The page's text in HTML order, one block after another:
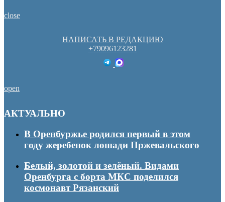
close
НАПИСАТЬ В РЕДАКЦИЮ
+79096123281
open
АКТУАЛЬНО
В Оренбуржье родился первый в этом
году жеребенок лошади Пржевальского
Белый, золотой и зелёный. Видами
Оренбурга с борта МКС поделился
космонавт Рязанский